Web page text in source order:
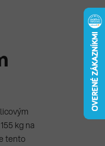
kg na
tento